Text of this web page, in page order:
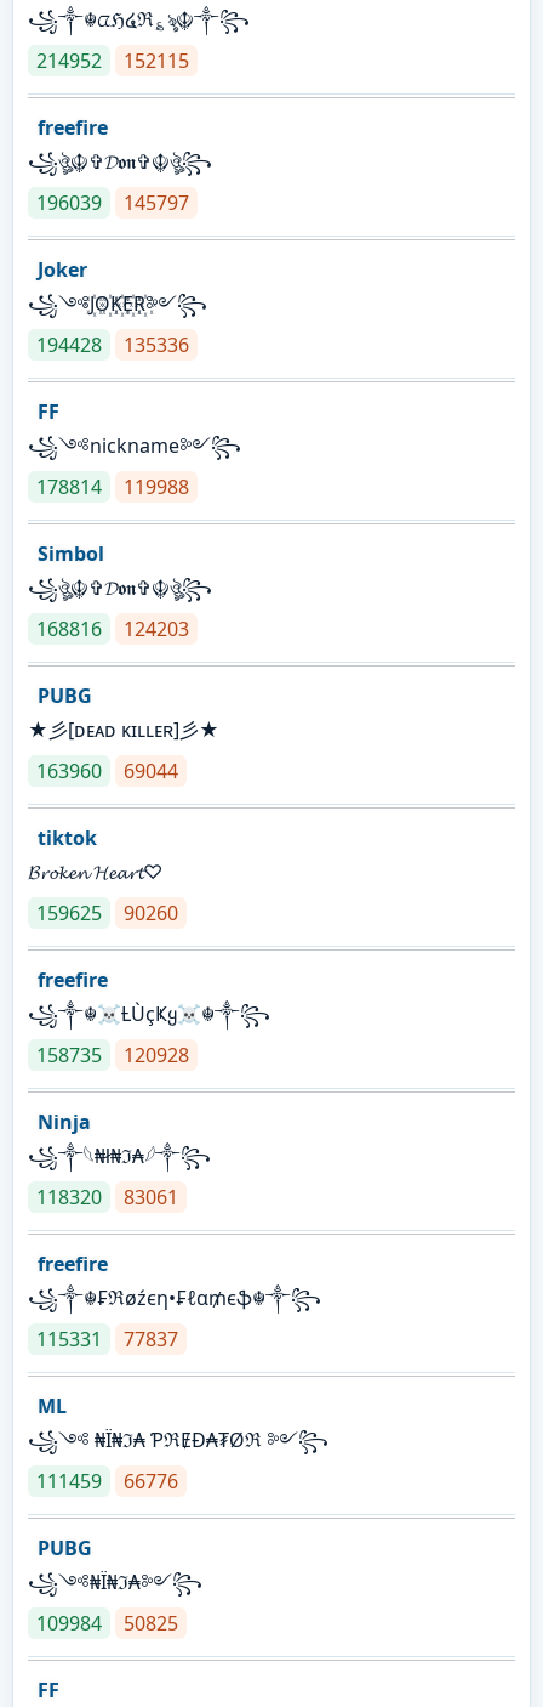
꧁༒☬ᤂℌ໔ℜ؏ৡ☬༒꧂
214952
152115
freefire
꧁ঔৣ☬✞𝓓𝖔𝖓✞☬ঔৣ꧂
196039
145797
Joker
꧁༺J꙰O꙰K꙰E꙰R꙰༻꧂
194428
135336
FF
꧁༺nickname༻꧂
178814
119988
Simbol
꧁ঔৣ☬✞𝓓𝖔𝖓✞☬ঔৣ꧂
168816
124203
PUBG
★彡[ᴅᴇᴀᴅ ᴋɪʟʟᴇʀ]彡★
163960
69044
tiktok
𝓑𝓻𝓸𝓴𝓮𝓷 𝓗𝓮𝓪𝓻𝓽♡
159625
90260
freefire
꧁༒☬☠Ƚ︎ÙçҜყ☠︎☬༒꧂
158735
120928
Ninja
꧁⁣༒𓆩₦ł₦ℑ₳𓆪༒꧂
118320
83061
freefire
꧁༒☬₣ℜøźєη•₣ℓα₥єֆ☬༒꧂
115331
77837
ML
꧁༺ ₦Ї₦ℑ₳ ƤℜɆĐ₳₮Øℜ ༻꧂
111459
66776
PUBG
꧁༺₦Ї₦ℑ₳༻꧂
109984
50825
FF